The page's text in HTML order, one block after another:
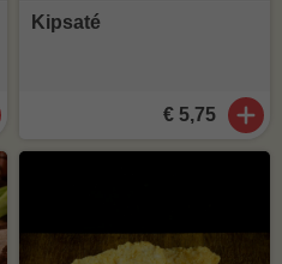
Kipsaté
€ 5,75